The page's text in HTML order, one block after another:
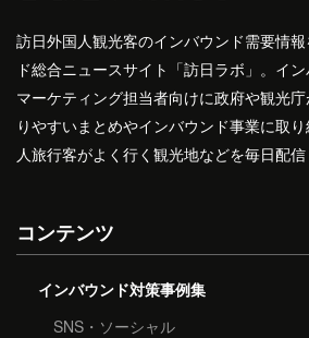
訪日外国人観光客のインバウンド需要情
ド総合ニュースサイト「訪日ラボ」。イ
マーケティング担当者向けに政府や観光
りやすいまとめやインバウンド事業に取
人旅行客がよく行く観光地などを毎日配信
コンテンツ
インバウンド対策事例集
SNS・ソーシャル